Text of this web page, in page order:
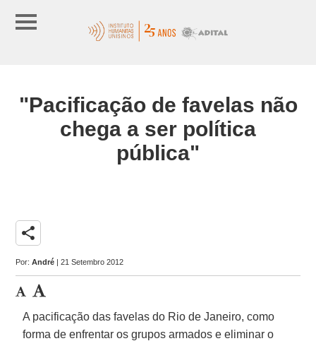
"Pacificação de favelas não
chega a ser política
pública"
share
Por:André | 21 Setembro 2012
A pacificação das favelas do Rio de Janeiro, como
forma de enfrentar os grupos armados e eliminar o